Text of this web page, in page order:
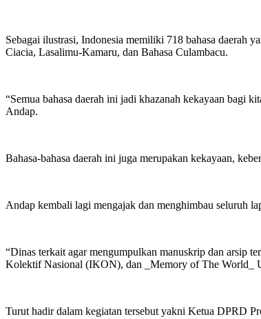
Sebagai ilustrasi, Indonesia memiliki 718 bahasa daerah
Ciacia, Lasalimu-Kamaru, dan Bahasa Culambacu.
“Semua bahasa daerah ini jadi khazanah kekayaan bagi
Andap.
Bahasa-bahasa daerah ini juga merupakan kekayaan,
Andap kembali lagi mengajak dan menghimbau seluruh
“Dinas terkait agar mengumpulkan manuskrip dan arsip
Kolektif Nasional (IKON), dan _Memory of The World_
Turut hadir dalam kegiatan tersebut yakni Ketua DPRD